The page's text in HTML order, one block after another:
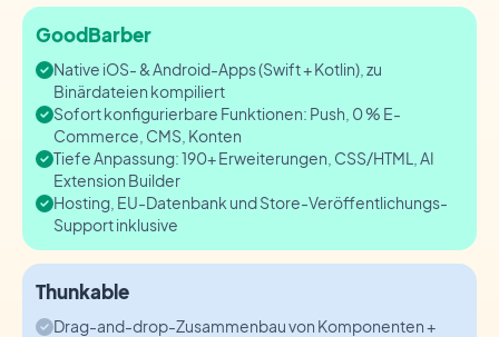
GoodBarber
Native iOS- & Android-Apps (Swift + Kotlin), zu
Binärdateien kompiliert
Sofort konfigurierbare Funktionen: Push, 0 % E-
Commerce, CMS, Konten
Tiefe Anpassung: 190+ Erweiterungen, CSS/HTML, AI
Extension Builder
Hosting, EU-Datenbank und Store-Veröffentlichungs-
Support inklusive
Thunkable
Drag-and-drop-Zusammenbau von Komponenten +